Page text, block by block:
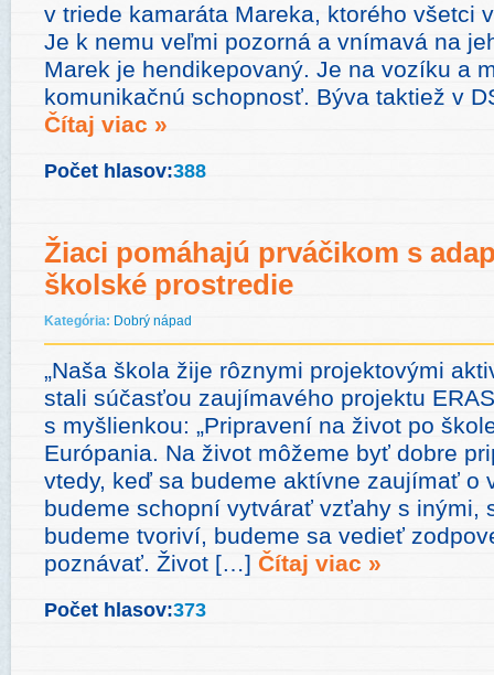
v triede kamaráta Mareka, ktorého všetci
Je k nemu veľmi pozorná a vnímavá na
Marek je hendikepovaný. Je na vozíku a
komunikačnú schopnosť. Býva taktiež v
Čítaj viac »
Počet hlasov:388
Žiaci pomáhajú prváčikom s
školské prostredie
Kategória: Dobrý nápad
„Naša škola žije rôznymi projektovými
stali súčasťou zaujímavého projektu
s myšlienkou: „Pripravení na život po
Európania. Na život môžeme byť dobre
vtedy, keď sa budeme aktívne zaujímať o
budeme schopní vytvárať vzťahy s inými,
budeme tvoriví, budeme sa vedieť
poznávať. Život […] Čítaj viac »
Počet hlasov:373